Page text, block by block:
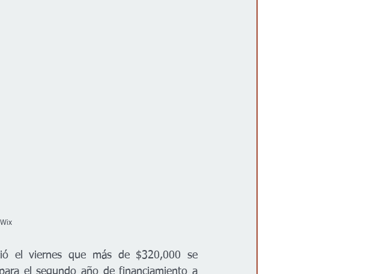
Fotografía de Wix
el viernes que más de $320,000 se
el segundo año de financiamiento a